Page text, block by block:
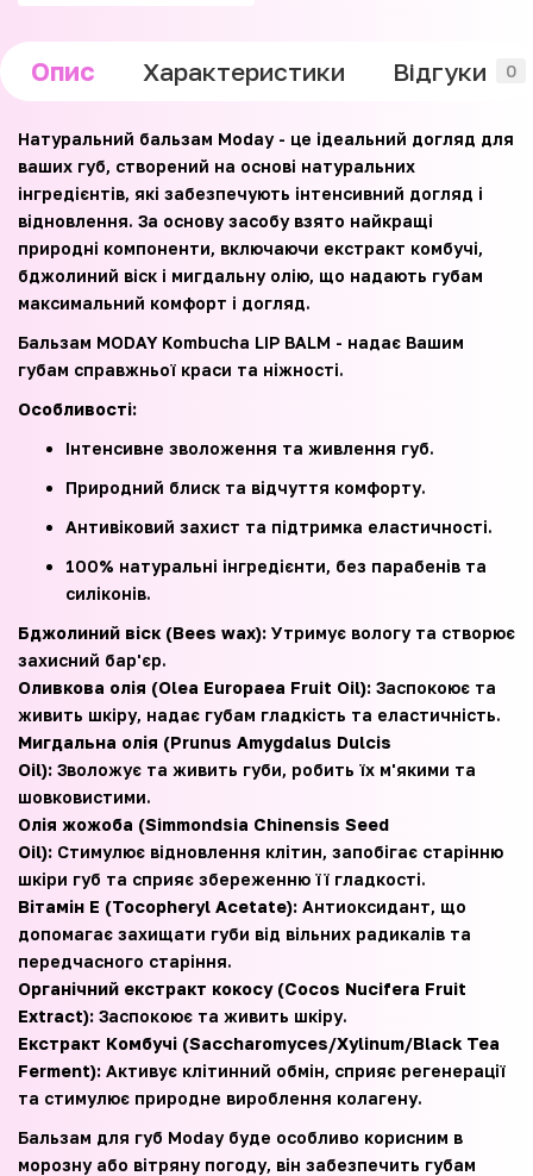
Опис Характеристики Відгуки 0
Натуральний бальзам Moday - це ідеальний догляд для
ваших губ, створений на основі натуральних
інгредієнтів, які забезпечують інтенсивний догляд і
відновлення. За основу засобу взято найкращі
природні компоненти, включаючи екстракт комбучі,
бджолиний віск і мигдальну олію, що надають губам
максимальний комфорт і догляд.
Бальзам MODAY Kombucha LIP BALM - надає Вашим
губам справжньої краси та ніжності.
Особливості:
Інтенсивне зволоження та живлення губ.
Природний блиск та відчуття комфорту.
Антивіковий захист та підтримка еластичності.
100% натуральні інгредієнти, без парабенів та
силіконів.
Бджолиний віск (Bees wax): Утримує вологу та створює
захисний бар'єр.
Оливкова олія (Olea Europaea Fruit Oil): Заспокоює та
живить шкіру, надає губам гладкість та еластичність.
Мигдальна олія (Prunus Amygdalus Dulcis
Oil): Зволожує та живить губи, робить їх м'якими та
шовковистими.
Олія жожоба (Simmondsia Chinensis Seed
Oil): Стимулює відновлення клітин, запобігає старінню
шкіри губ та сприяє збереженню її гладкості.
Вітамін Е (Tocopheryl Acetate): Антиоксидант, що
допомагає захищати губи від вільних радикалів та
передчасного старіння.
Органічний екстракт кокосу (Cocos Nucifera Fruit
Extract): Заспокоює та живить шкіру.
Екстракт Комбучі (Saccharomyces/Xylinum/Black Tea
Ferment): Активує клітинний обмін, сприяє регенерації
та стимулює природне вироблення колагену.
Бальзам для губ Moday буде особливо корисним в
морозну або вітряну погоду, він забезпечить губам